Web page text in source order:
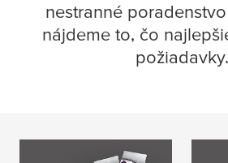
nestranné
nájdeme to, čo
požiadavky.